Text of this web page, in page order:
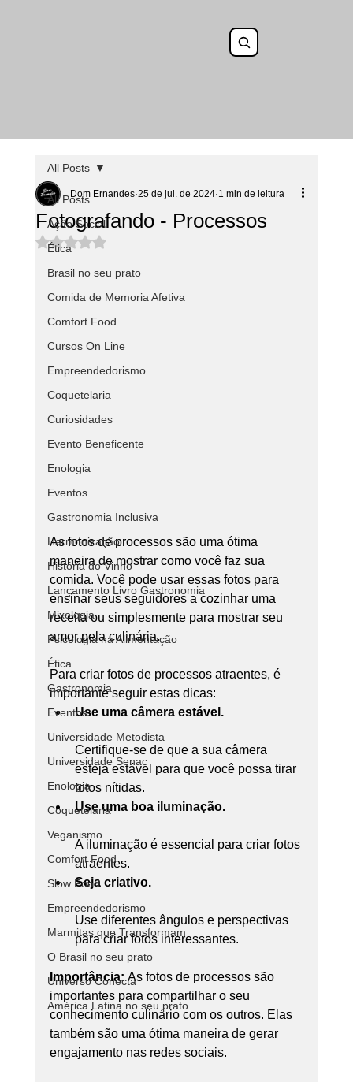
All Posts
Ação Social
Ética
Brasil no seu prato
Comida de Memoria Afetiva
Comfort Food
Cursos On Line
Empreendedorismo
Coquetelaria
Curiosidades
Evento Beneficente
Enologia
Eventos
Gastronomia Inclusiva
Harmonização
História do Vinho
Lançamento Livro Gastronomia
Mixologia
Psicologia na Alimentação
Ética
Gastronomia
Eventos
Universidade Metodista
Universidade Senac
Enologia
Coquetelaria
Veganismo
Comfort Food
Slow Food
Empreendedorismo
Marmitas que Transformam
O Brasil no seu prato
Universo Conecta
América Latina no seu prato
All Posts
Fotografando - Processos
Dom Ernandes 25 de jul. de 2024 1 min de leitura
Avaliado com NaN de 5 estrelas.
As fotos de processos são uma ótima
maneira de mostrar como você faz sua
comida. Você pode usar essas fotos para
ensinar seus seguidores a cozinhar uma
receita ou simplesmente para mostrar seu
amor pela culinária.
Para criar fotos de processos atraentes, é
importante seguir estas dicas:
Use uma câmera estável.
Certifique-se de que a sua câmera
esteja estável para que você possa tirar
fotos nítidas.
Use uma boa iluminação.
A iluminação é essencial para criar fotos
atraentes.
Seja criativo.
Use diferentes ângulos e perspectivas
para criar fotos interessantes.
Importância: As fotos de processos são
importantes para compartilhar o seu
conhecimento culinário com os outros. Elas
também são uma ótima maneira de gerar
engajamento nas redes sociais.